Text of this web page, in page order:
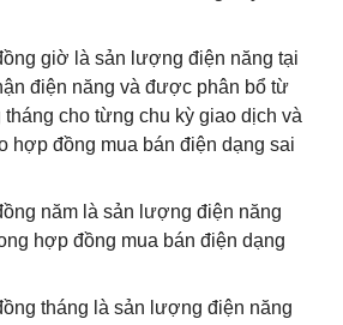
giờ là sản lượng điện năng tại
điện năng và được phân bổ từ
cho từng chu kỳ giao dịch và
hợp đồng mua bán điện dạng sai
năm là sản lượng điện năng
hợp đồng mua bán điện dạng
tháng là sản lượng điện năng